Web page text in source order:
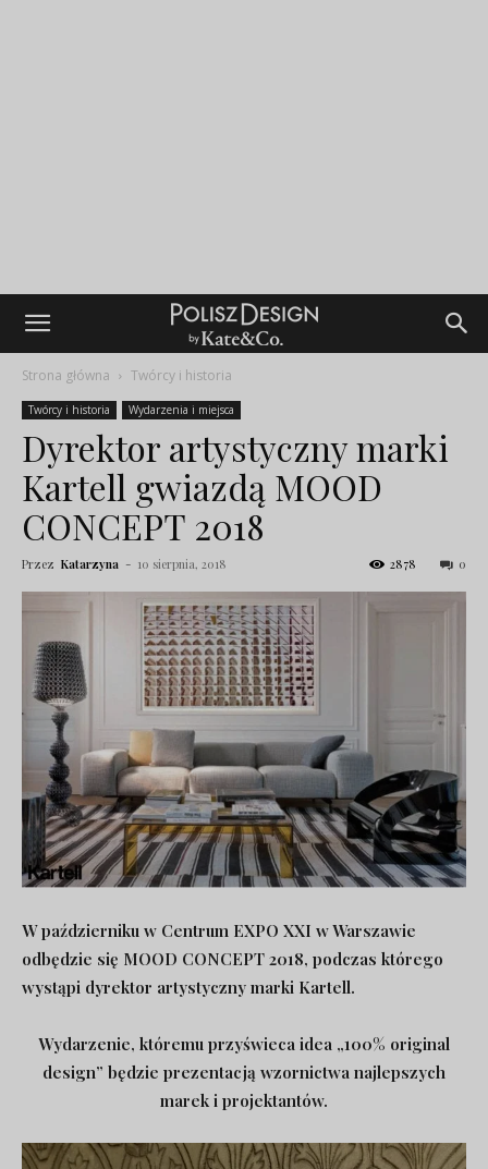
Strona główna Twórcy i historia
Twórcy i historia Wydarzenia i miejsca
Dyrektor artystyczny marki
Kartell gwiazdą MOOD
CONCEPT 2018
Przez Katarzyna - 10 sierpnia, 2018 0
2878
W październiku w Centrum EXPO XXI w Warszawie
odbędzie się MOOD CONCEPT 2018, podczas którego
wystąpi dyrektor artystyczny marki Kartell.
Wydarzenie, któremu przyświeca idea „100% original
design” będzie prezentacją wzornictwa najlepszych
marek i projektantów.